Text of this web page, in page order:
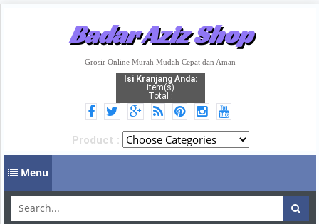
Badar Aziz Shop
Grosir Online Murah Mudah Cepat dan Aman
Isi Kranjang Anda:
item(s)
Total :
Product :
Menu